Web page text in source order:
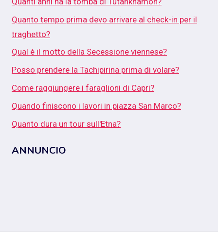
Quanto tempo prima devo arrivare al check-in per il
traghetto?
Qual è il motto della Secessione viennese?
Posso prendere la Tachipirina prima di volare?
Come raggiungere i faraglioni di Capri?
Quando finiscono i lavori in piazza San Marco?
Quanto dura un tour sull'Etna?
ANNUNCIO